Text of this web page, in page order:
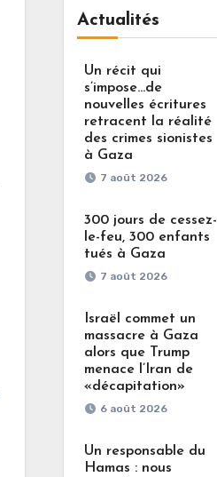
Actualités
Un récit qui
s’impose…de
nouvelles écritures
retracent la réalité
des crimes sionistes
à Gaza
7 août 2026
300 jours de cessez-
le-feu, 300 enfants
tués à Gaza
7 août 2026
Israël commet un
massacre à Gaza
alors que Trump
menace l’Iran de
«décapitation»
6 août 2026
Un responsable du
Hamas : nous